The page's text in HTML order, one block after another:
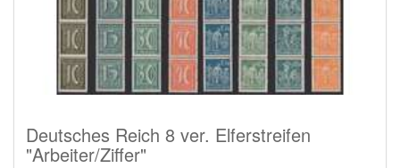
Deutsches Reich 8 ver. Elferstreifen
"Arbeiter/Ziffer"